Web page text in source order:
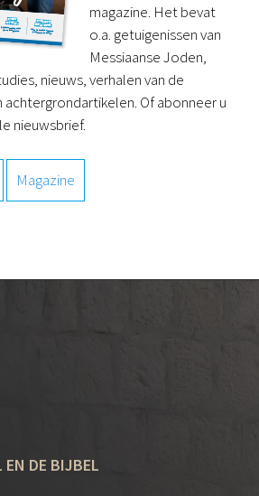
magazine. Het bevat
o.a. getuigenissen van
Messiaanse Joden,
nieuws, verhalen van de
achtergrondartikelen. Of abonneer u
nieuwsbrief.
Magazine
DE BIJBEL